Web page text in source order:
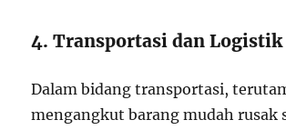
4. Transportasi dan Logistik
Dalam bidang transportasi,
mengangkut barang mudah rusak